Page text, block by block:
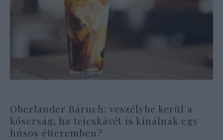
Oberlander Báruch: veszélybe kerül a
kóserság, ha tejeskávét is kínálnak egy
húsos étteremben?